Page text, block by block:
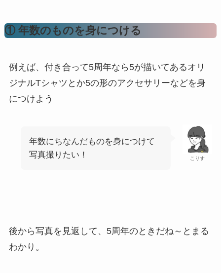
① 年数のものを身につける
例えば、付き合って5周年なら5が描いてあるオリ
ジナルTシャツとか5の形のアクセサリーなどを身
につけよう
こりす
年数にちなんだものを身につけて
写真撮りたい！
後から写真を見返して、5周年のときだね～とまる
わかり。